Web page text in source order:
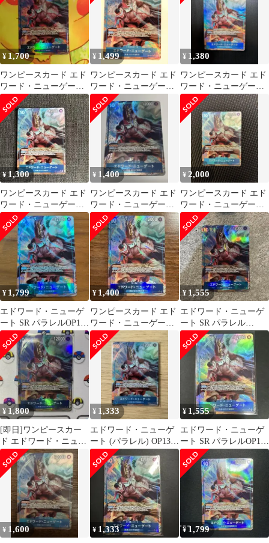
¥ 1,700
ワンピースカード エド
ワード・ニューゲート
SRパラレル
¥ 1,499
ワンピースカード エド
ワード・ニューゲート
SRパラレル
¥ 1,380
ワンピースカード エド
ワード・ニューゲート
OP13-042 SRパラレル
¥1,300
ワンピースカード エド
ワード・ニューゲート
OP13-042
¥ 1,400
ワンピースカード エド
ワード・ニューゲート
SR-P [OP13-042]
¥ 2,000
ワンピースカード エド
ワード・ニューゲート
SR パラレル OP13-042
¥ 1,799
エドワード・ニューゲ
ート SR パラレルOP13-
042 受け継がれる意志
¥ 1,400
ワンピースカード エド
ワード・ニューゲート
OP13-042 SR パラレル
¥ 1,555
エドワード・ニューゲ
ート SR パラレル
OP13-042 受け継がれる
意志
¥ 1,800
[即日]ワンピースカー
ド エドワード・ニュー
ゲート SRパラレル
¥ 1,333
エドワード・ニューゲ
ート (パラレル) OP13-
042
¥ 1,555
エドワード・ニューゲ
ート SR パラレルOP13-
042 受け継がれる意志
¥ 1,600 ¥ 1,333 ¥1,799